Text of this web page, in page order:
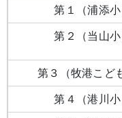
第１（浦添小
第２（当山小
第３（牧港こど
第４（港川小